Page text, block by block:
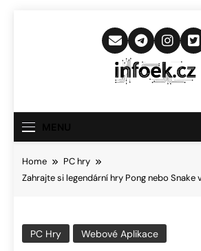
Home
PC hry
Zahrajte si legendární hry Pong nebo Snake
PC Hry Webové Aplikace